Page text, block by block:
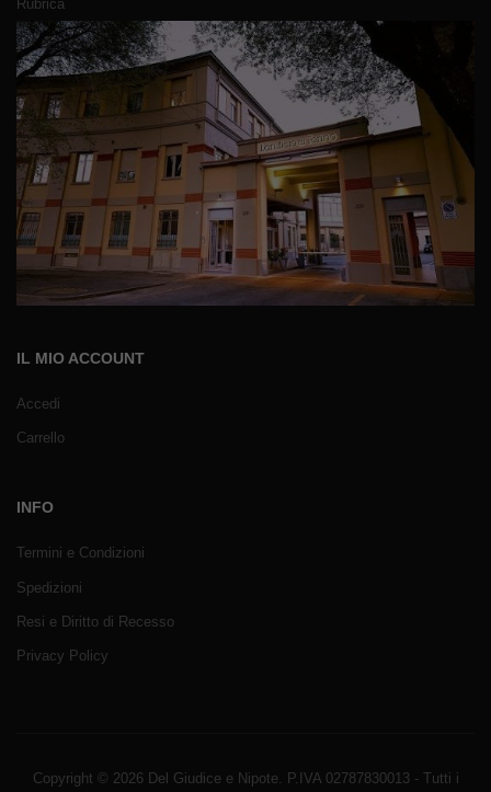
Rubrica
IL MIO ACCOUNT
Accedi
Carrello
INFO
Termini e Condizioni
Spedizioni
Resi e Diritto di Recesso
Privacy Policy
Copyright © 2026 Del Giudice e Nipote. P.IVA 02787830013 - Tutti i